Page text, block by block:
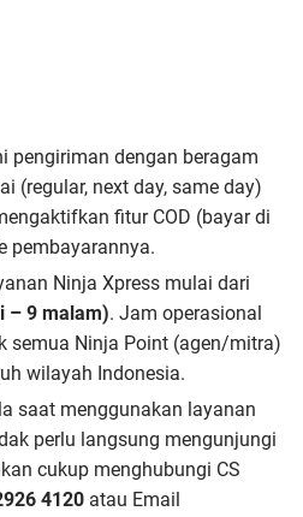
pengiriman dengan beragam
(regular, next day, same day)
fitur COD (bayar di
pembayarannya.
Ninja Xpress mulai dari
– 9 malam). Jam operasional
semua Ninja Point (agen/mitra)
wilayah Indonesia.
saat menggunakan layanan
perlu langsung mengunjungi
cukup menghubungi CS
4120 atau Email